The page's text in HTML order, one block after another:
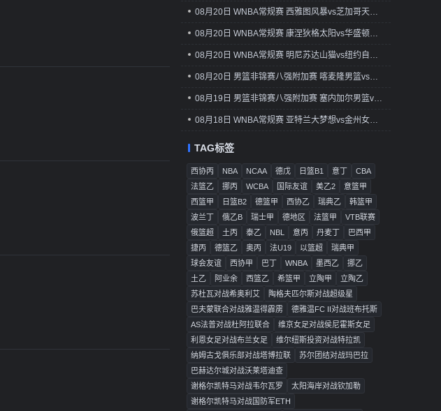
08月20日 WNBA常规赛 西雅图风暴vs芝加哥天空 全场录像回放
08月20日 WNBA常规赛 康涅狄格太阳vs华盛顿神秘人 全场录像回放
08月20日 WNBA常规赛 明尼苏达山猫vs纽约自由人 全场录像回放
08月20日 男篮非锦赛八强附加赛 喀麦隆男篮vs民主刚果男篮 全场录像回放
08月19日 男篮非锦赛八强附加赛 塞内加尔男篮vs南苏丹男篮 全场录像回放
08月18日 WNBA常规赛 亚特兰大梦想vs金州女武神 全场录像回放
TAG标签
西协丙 NBA NCAA 德戊 日篮B1 意丁
CBA
法篮乙
挪丙 WCBA 国际友谊 美乙2
意篮甲
西篮甲
日篮B2 德篮甲 西协乙 瑞典乙
韩篮甲
波兰丁
俄乙B 瑞士甲 德地区 法篮甲
VTB联赛
俄篮超
土丙 泰乙 NBL 意丙 丹麦丁
巴西甲
捷丙
德篮乙 奥丙 法U19 以篮超
瑞典甲
球会友谊
西协甲 巴丁 WNBA 墨西乙
挪乙
土乙
阿业余 西篮乙 希篮甲 立陶甲
立陶乙
苏杜瓦对战希奥利艾
陶格夫匹尔斯对战超级星
巴夫蒙联合对战雅温得霹雳
德雅温FC II对战班布托斯
AS法普对战杜阿拉联合
维京女足对战侯尼霍斯女足
利恩女足对战布兰女足
维尔纽斯投资对战特拉凯
纳姆古戈俱乐部对战塔博拉联
苏尔团结对战玛巴拉
巴赫达尔城对战沃莱塔迪查
谢格尔凯特马对战韦尔瓦罗
太阳海岸对战钦加勒
谢格尔凯特马对战国防军ETH